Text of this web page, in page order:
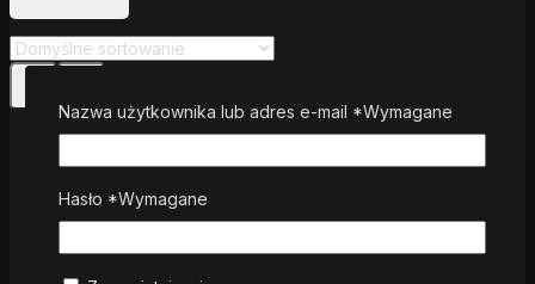
Administracja kontami FTP i bazami MySQL
Nazwa użytkownika lub adres e-mail *Wymagane
Hasło *Wymagane